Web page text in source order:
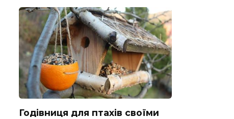
Годівниця для птахів своїми